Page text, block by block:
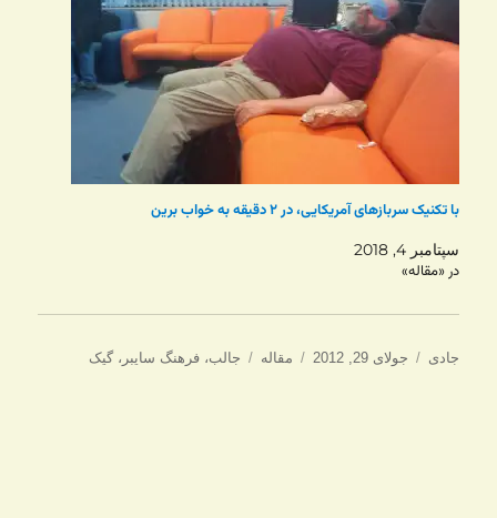
با تکنیک سربازهای آمریکایی، در ۲ دقیقه به خواب برین
سپتامبر 4, 2018
در «مقاله»
نویسنده
جادی
ارسال
جولای 29, 2012 دسته‌ها
مقاله برچسب‌ها
جالب،فرهنگ سایبر ،گیک